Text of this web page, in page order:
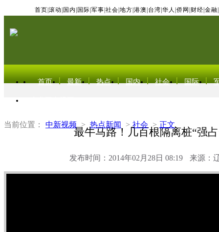
首页 滚动 国内 国际 军事 社会 地方 港澳 台湾 华人 侨网 财经 金融
首页 最新 热点 国内 社会 国际
当前位置： 中新视频 > 热点新闻 > 社会 > 正文
最牛马路！几百根隔离桩“强
发布时间：2014年02月28日 08:19 来源：